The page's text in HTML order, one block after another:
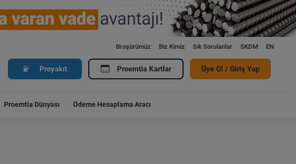
Broşürümüz Biz Kimiz Sık Sorulanlar SKDM EN
Proyakıt Proemtia Kartlar Üye Ol / Giriş Yap
Proemtia Dünyası Ödeme Hesaplama Aracı